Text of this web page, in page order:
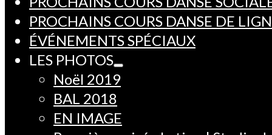
PROCHAINS COURS DANSE DE
ÉVÉNEMENTS SPÉCIAUX
LES PHOTOS
Noël 2019
BAL 2018
EN IMAGE